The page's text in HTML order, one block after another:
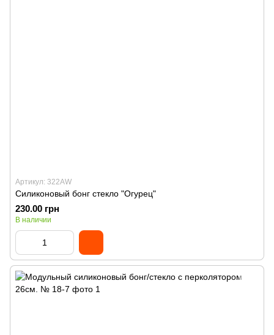
Артикул: 322AW
Силиконовый бонг стекло "Огурец"
230.00 грн
В наличии